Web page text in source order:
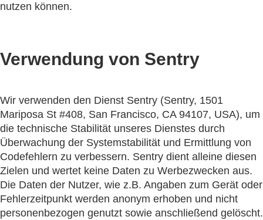
nutzen können.
Verwendung von Sentry
Wir verwenden den Dienst Sentry (Sentry, 1501
Mariposa St #408, San Francisco, CA 94107, USA), um
die technische Stabilität unseres Dienstes durch
Überwachung der Systemstabilität und Ermittlung von
Codefehlern zu verbessern. Sentry dient alleine diesen
Zielen und wertet keine Daten zu Werbezwecken aus.
Die Daten der Nutzer, wie z.B. Angaben zum Gerät oder
Fehlerzeitpunkt werden anonym erhoben und nicht
personenbezogen genutzt sowie anschließend gelöscht.